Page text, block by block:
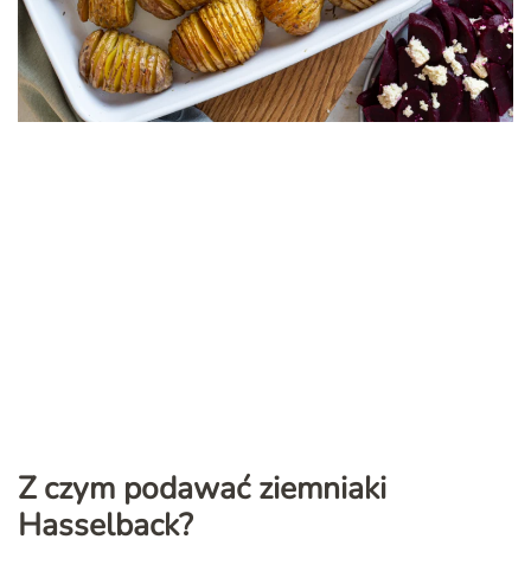
Z czym podawać ziemniaki
Hasselback?